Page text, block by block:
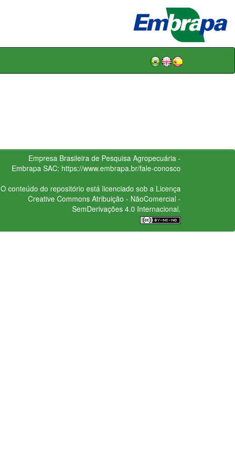
Empresa Brasileira de Pesquisa Agropecuária -
Embrapa SAC: https://www.embrapa.br/fale-conosco
O conteúdo do repositório está licenciado sob a Licença
Creative CommonsAtribuição - NãoComercial -
SemDerivações 4.0 Internacional.